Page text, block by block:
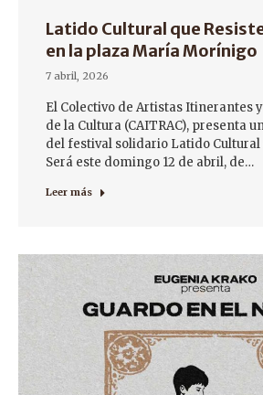
Latido Cultural que
en la plaza María Morínigo
7 abril, 2026
El Colectivo de Artistas Itinerantes
de la Cultura (CAITRAC), presenta
del festival solidario Latido Cultural
Será este domingo 12 de abril, de…
Leer más